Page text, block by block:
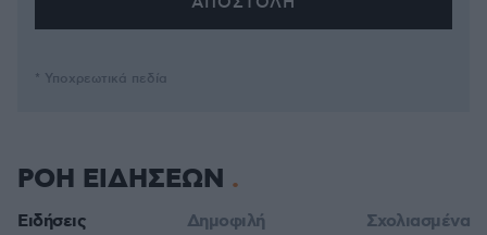
* Υποχρεωτικά πεδία
ΡΟΗ ΕΙΔΗΣΕΩΝ
Ειδήσεις Δημοφιλή Σχολιασμένα